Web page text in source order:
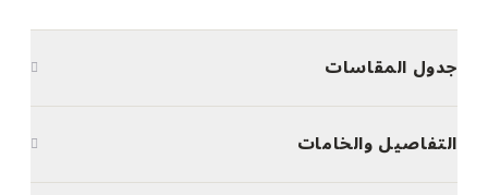
جدول المقاسات
التفاصيل والخامات